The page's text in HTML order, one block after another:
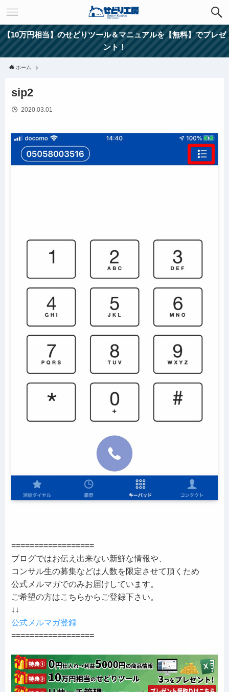
【10万円相当】のせどりツール＆マニュアルを【無料】でプレゼ
ント！
ホーム
sip2
2020.03.01
==================
ブログではお伝え出来ない新鮮な情報や、
コンサル生の募集などは人数を限定させて頂くため
公式メルマガでのみお届けしています。
ご希望の方はこちらからご登録下さい。
↓↓
公式メルマガ登録
==================